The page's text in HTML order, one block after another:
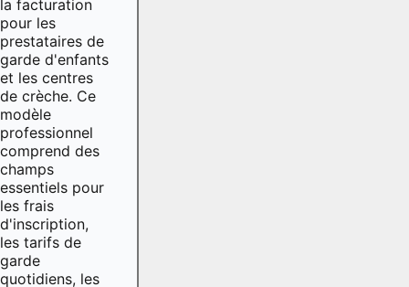
la facturation
pour les
prestataires de
garde d'enfants
et les centres
de crèche. Ce
modèle
professionnel
comprend des
champs
essentiels pour
les frais
d'inscription,
les tarifs de
garde
quotidiens, les